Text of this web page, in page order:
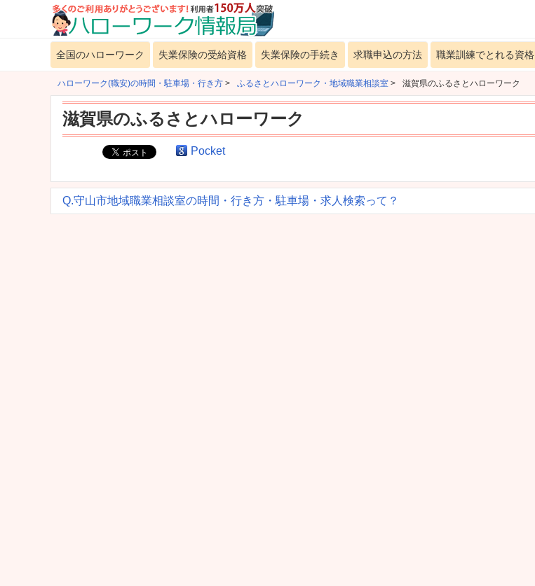
全国のハローワーク 失業保険の受給資格 失業保険の手続き 求職申込の方法 職業訓練でとれる資格
ハローワーク(職安)の時間・駐車場・行き方 > ふるさとハローワーク・地域職業相談室 > 滋賀県のふるさとハローワーク
滋賀県のふるさとハローワーク
Pocket
Q.守山市地域職業相談室の時間・行き方・駐車場・求人検索って？